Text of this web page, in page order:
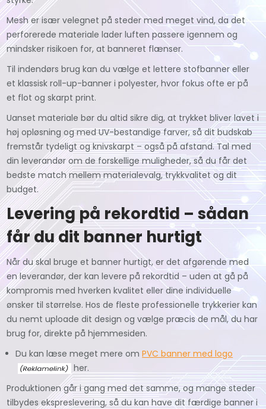
Mesh er især velegnet på steder med meget vind, da det
perforerede materiale lader luften passere igennem og
mindsker risikoen for, at banneret flænser.
Til indendørs brug kan du vælge et lettere stofbanner eller
et klassisk roll-up-banner i polyester, hvor fokus ofte er på
et flot og skarpt print.
Uanset materiale bør du altid sikre dig, at trykket bliver lavet i
høj opløsning og med UV-bestandige farver, så dit budskab
fremstår tydeligt og knivskarpt – også på afstand. Tal med
din leverandør om de forskellige muligheder, så du får det
bedste match mellem materialevalg, trykkvalitet og dit
budget.
Levering på rekordtid – sådan
får du dit banner hurtigt
Når du skal bruge et banner hurtigt, er det afgørende med
en leverandør, der kan levere på rekordtid – uden at gå på
kompromis med hverken kvalitet eller dine individuelle
ønsker til størrelse. Hos de fleste professionelle trykkerier kan
du nemt uploade dit design og vælge præcis de mål, du har
brug for, direkte på hjemmesiden.
Du kan læse meget mere omPVC banner med logo
her.
Produktionen går i gang med det samme, og mange steder
tilbydes ekspreslevering, så du kan have dit færdige banner i